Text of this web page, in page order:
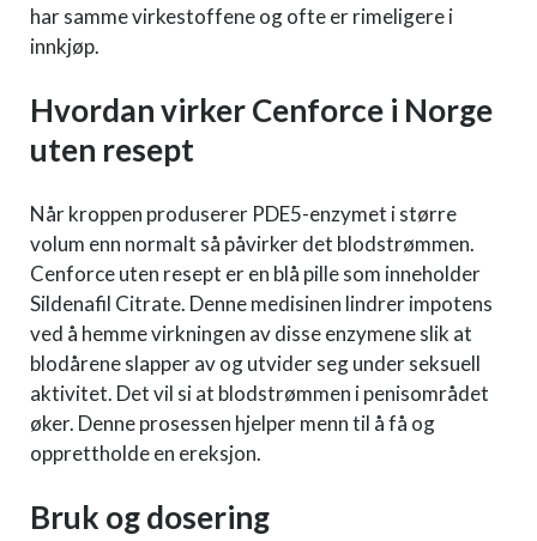
har samme virkestoffene og ofte er rimeligere i
innkjøp.
Hvordan virker Cenforce i Norge
uten resept
Når kroppen produserer PDE5-enzymet i større
volum enn normalt så påvirker det blodstrømmen.
Cenforce uten resept er en blå pille som inneholder
Sildenafil Citrate. Denne medisinen lindrer impotens
ved å hemme virkningen av disse enzymene slik at
blodårene slapper av og utvider seg under seksuell
aktivitet. Det vil si at blodstrømmen i penisområdet
øker. Denne prosessen hjelper menn til å få og
opprettholde en ereksjon.
Bruk og dosering